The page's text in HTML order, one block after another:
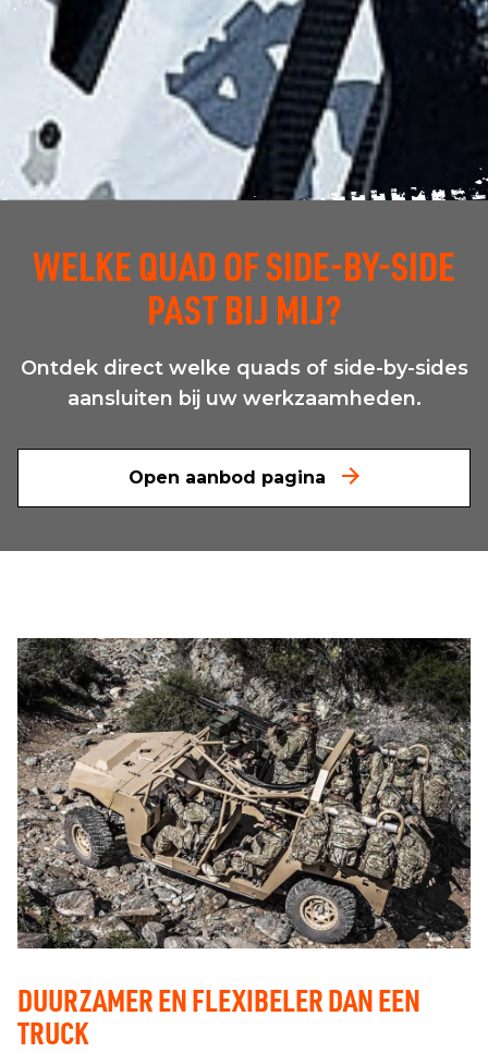
WELKE QUAD OF SIDE-BY-SIDE
PAST BIJ MIJ?
Ontdek direct welke quads of side-by-sides
aansluiten bij uw werkzaamheden.
Open aanbod pagina
DUURZAMER EN FLEXIBELER DAN EEN
TRUCK